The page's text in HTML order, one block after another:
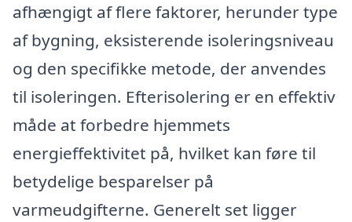
afhængigt af flere faktorer, herunder type
af bygning, eksisterende isoleringsniveau
og den specifikke metode, der anvendes
til isoleringen. Efterisolering er en effektiv
måde at forbedre hjemmets
energieffektivitet på, hvilket kan føre til
betydelige besparelser på
varmeudgifterne. Generelt set ligger